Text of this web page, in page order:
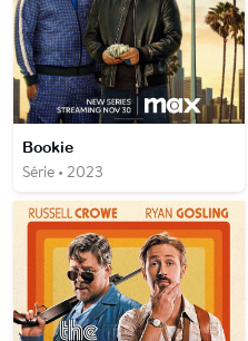
Bookie
Série • 2023